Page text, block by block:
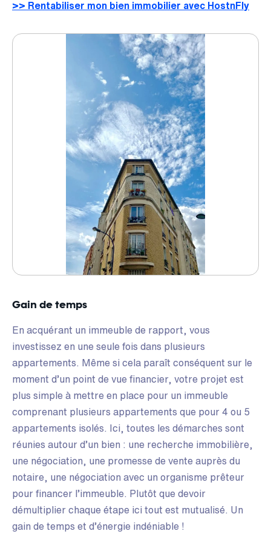
>> Rentabiliser mon bien immobilier avec HostnFly
Gain de temps
En acquérant un immeuble de rapport, vous
investissez en une seule fois dans plusieurs
appartements. Même si cela paraît conséquent sur le
moment d’un point de vue financier, votre projet est
plus simple à mettre en place pour un immeuble
comprenant plusieurs appartements que pour 4 ou 5
appartements isolés. Ici, toutes les démarches sont
réunies autour d’un bien : une recherche immobilière,
une négociation, une promesse de vente auprès du
notaire, une négociation avec un organisme prêteur
pour financer l’immeuble. Plutôt que devoir
démultiplier chaque étape ici tout est mutualisé. Un
gain de temps et d’énergie indéniable !